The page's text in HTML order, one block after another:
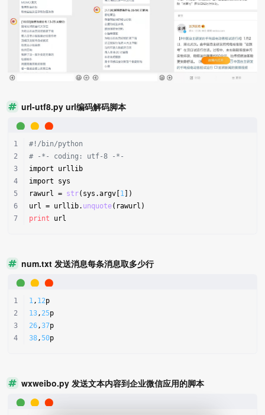
url-utf8.py url编码解码脚本
#!/bin/python
# -*- coding: utf-8 -*-
import urllib
import sys
rawurl = str(sys.argv[1])
url = urllib. unquote(rawurl)
print url
num.txt 发送消息每条消息取多少行
1, 12p
13, 25p
26,37p
38,50p
wxweibo.py 发送文本内容到企业微信应用的脚本